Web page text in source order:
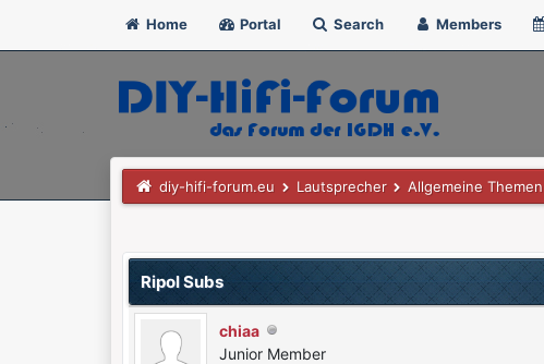
Home Portal Search Members
diy-hifi-forum.eu Lautsprecher Allgemeine Themen
Ripol Subs
chiaa
Junior Member